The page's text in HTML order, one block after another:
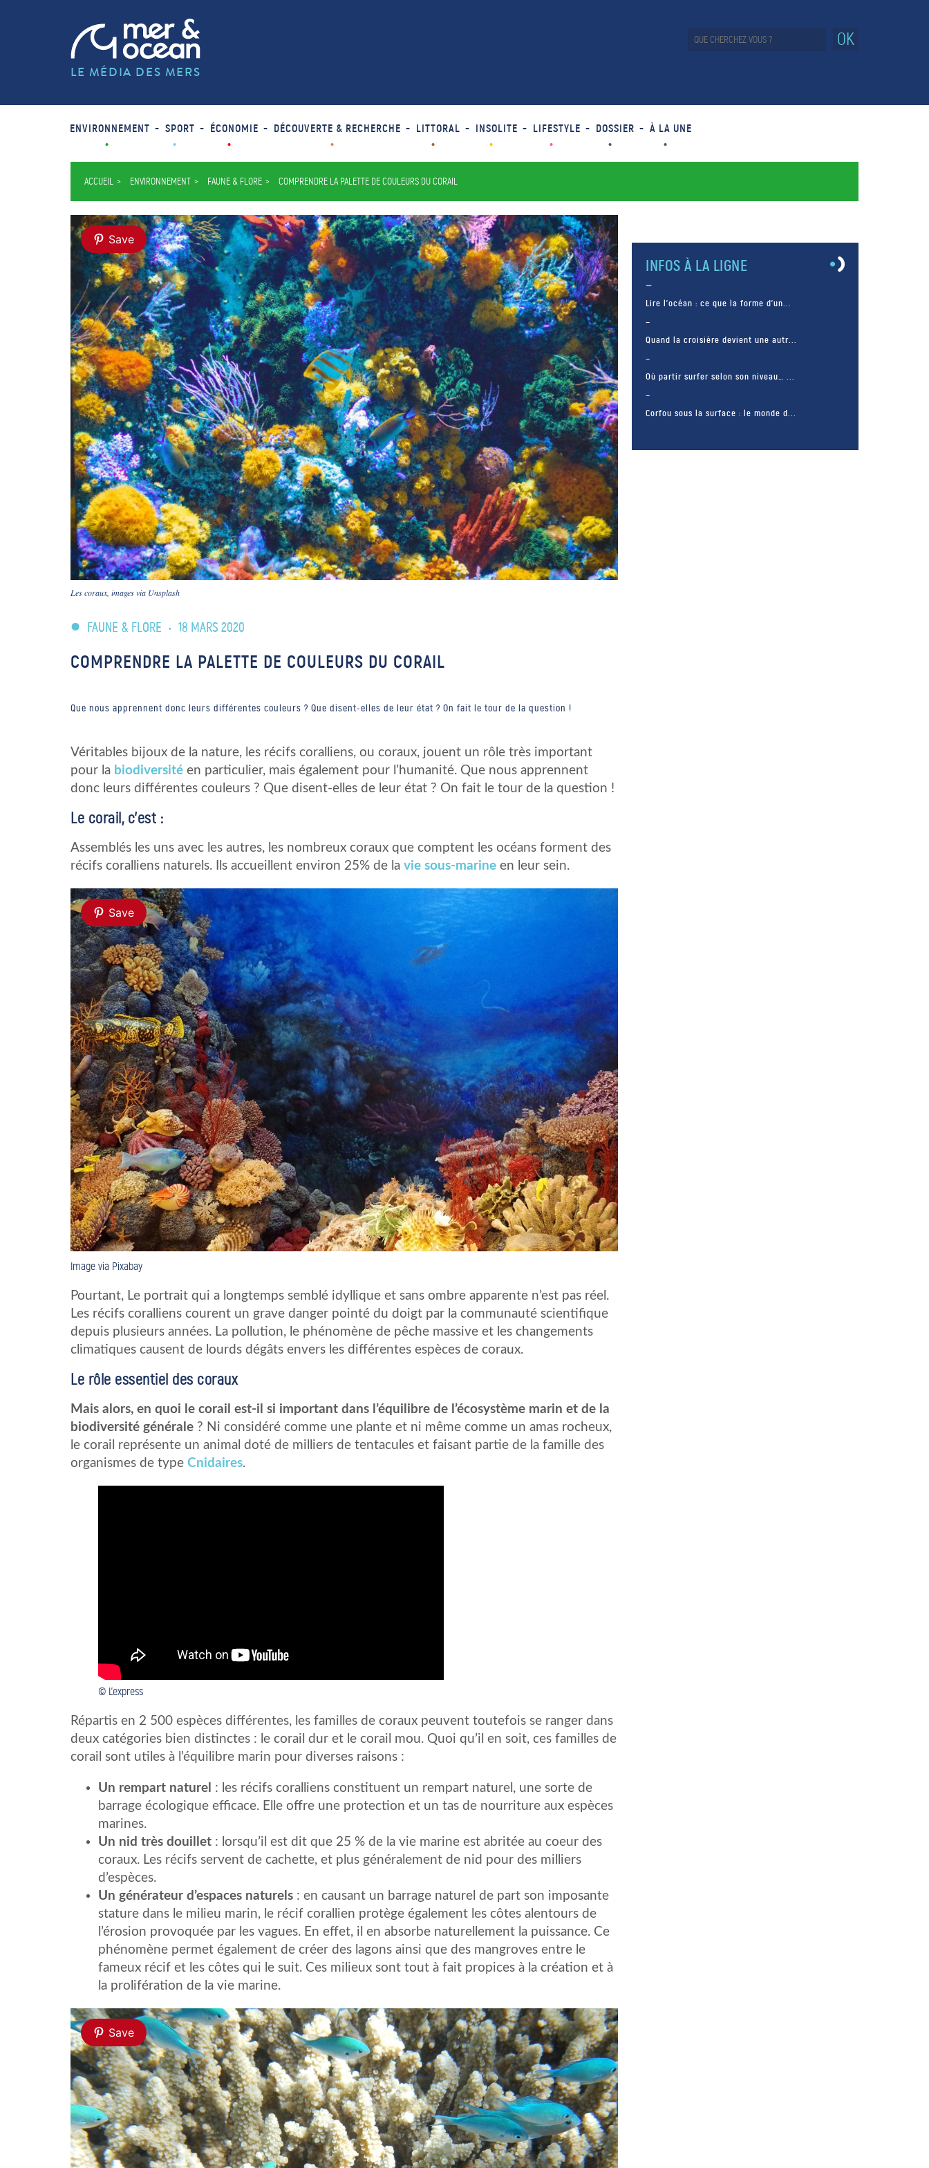
LE MÉDIA DES MERS
OK
ENVIRONNEMENT SPORT ÉCONOMIE DÉCOUVERTE & RECHERCHE LITTORAL INSOLITE LIFESTYLE DOSSIER À LA UNE
ACCUEIL ENVIRONNEMENT FAUNE & FLORE COMPRENDRE LA PALETTE DE COULEURS DU CORAIL
Save
Les coraux, images via Unsplash
FAUNE & FLORE • 18 MARS 2020
COMPRENDRE LA PALETTE DE COULEURS DU CORAIL
Que nous apprennent donc leurs différentes couleurs ? Que disent-elles de leur état ? On fait le tour de la question !
Véritables bijoux de la nature, les récifs coralliens, ou coraux, jouent un rôle très important
pour la biodiversité en particulier, mais également pour l’humanité. Que nous apprennent
donc leurs différentes couleurs ? Que disent-elles de leur état ? On fait le tour de la question !
Le corail, c’est :
Assemblés les uns avec les autres, les nombreux coraux que comptent les océans forment des
récifs coralliens naturels. Ils accueillent environ 25% de la vie sous-marine en leur sein.
Save
Image via Pixabay
Pourtant, Le portrait qui a longtemps semblé idyllique et sans ombre apparente n’est pas réel.
Les récifs coralliens courent un grave danger pointé du doigt par la communauté scientifique
depuis plusieurs années. La pollution, le phénomène de pêche massive et les changements
climatiques causent de lourds dégâts envers les différentes espèces de coraux.
Le rôle essentiel des coraux
Mais alors, en quoi le corail est-il si important dans l’équilibre de l’écosystème marin et de la
biodiversité générale ? Ni considéré comme une plante et ni même comme un amas rocheux,
le corail représente un animal doté de milliers de tentacules et faisant partie de la famille des
organismes de type Cnidaires.
© L’express
Répartis en 2 500 espèces différentes, les familles de coraux peuvent toutefois se ranger dans
deux catégories bien distinctes : le corail dur et le corail mou. Quoi qu’il en soit, ces familles de
corail sont utiles à l’équilibre marin pour diverses raisons :
Un rempart naturel : les récifs coralliens constituent un rempart naturel, une sorte de
barrage écologique efficace. Elle offre une protection et un tas de nourriture aux espèces
marines.
Un nid très douillet : lorsqu’il est dit que 25 % de la vie marine est abritée au coeur des
coraux. Les récifs servent de cachette, et plus généralement de nid pour des milliers
d’espèces.
Un générateur d’espaces naturels : en causant un barrage naturel de part son imposante
stature dans le milieu marin, le récif corallien protège également les côtes alentours de
l’érosion provoquée par les vagues. En effet, il en absorbe naturellement la puissance. Ce
phénomène permet également de créer des lagons ainsi que des mangroves entre le
fameux récif et les côtes qui le suit. Ces milieux sont tout à fait propices à la création et à
la prolifération de la vie marine.
Save
INFOS À LA LIGNE
Lire l’océan : ce que la forme d’un...
Quand la croisière devient une autr...
Où partir surfer selon son niveau… ...
Corfou sous la surface : le monde d...